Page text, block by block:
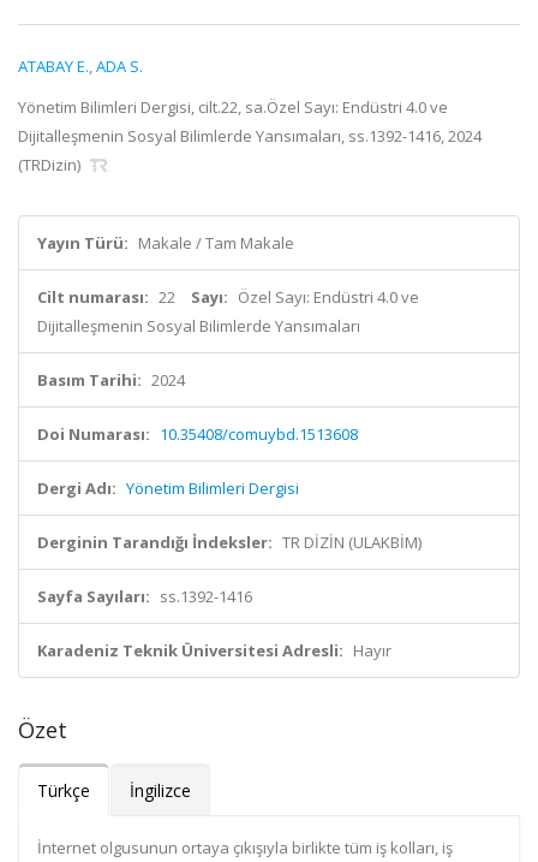
ATABAY E.,ADA S.
Yönetim Bilimleri Dergisi, cilt.22, sa.Özel Sayı: Endüstri 4.0 ve
Dijitalleşmenin Sosyal Bilimlerde Yansımaları, ss.1392-1416, 2024
(TRDizin)
Yayın Türü: Makale / Tam Makale
Cilt numarası: 22 Sayı: Özel Sayı: Endüstri 4.0 ve
Dijitalleşmenin Sosyal Bilimlerde Yansımaları
Basım Tarihi: 2024
Doi Numarası: 10.35408/comuybd.1513608
Dergi Adı: Yönetim Bilimleri Dergisi
Derginin Tarandığı İndeksler: TR DİZİN (ULAKBİM)
Sayfa Sayıları: ss.1392-1416
Karadeniz Teknik Üniversitesi Adresli: Hayır
Özet
Türkçe İngilizce
İnternet olgusunun ortaya çıkışıyla birlikte tüm iş kolları, iş